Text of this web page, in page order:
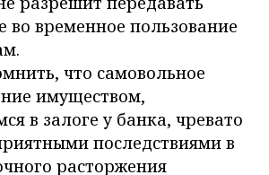
временное пользование
что самовольное
имуществом,
в залоге у банка, чревато
последствиями в
расторжения